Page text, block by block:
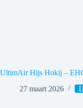
UltimAir Hijs Hokij –
27 maart 2026